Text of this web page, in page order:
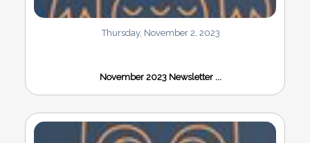
Thursday, November 2, 2023
November 2023 Newsletter ...